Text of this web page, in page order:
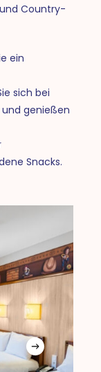
Country-
ein
sich bei
genießen
Snacks.